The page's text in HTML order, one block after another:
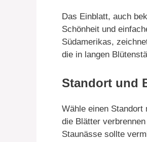
Das Einblatt, auch
Schönheit und
Südamerikas,
die in langen
Standort und
Wähle einen Standort
die Blätter
Staunässe sollte